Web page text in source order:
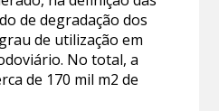
de degradação dos
de utilização em
No total, a
de 170 mil m2 de